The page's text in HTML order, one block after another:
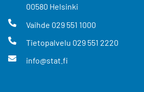
00580 Helsinki
Vaihde 029 551 1000
Tietopalvelu 029 551 2220
info@stat.fi